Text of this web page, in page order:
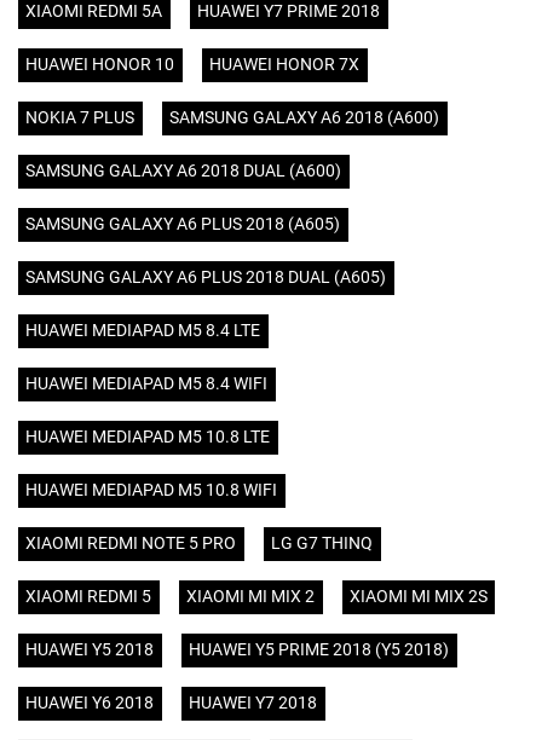
XIAOMI REDMI 5A HUAWEI Y7 PRIME 2018
HUAWEI HONOR 10 HUAWEI HONOR 7X
NOKIA 7 PLUS SAMSUNG GALAXY A6 2018 (A600)
SAMSUNG GALAXY A6 2018 DUAL (A600)
SAMSUNG GALAXY A6 PLUS 2018 (A605)
SAMSUNG GALAXY A6 PLUS 2018 DUAL (A605)
HUAWEI MEDIAPAD M5 8.4 LTE
HUAWEI MEDIAPAD M5 8.4 WIFI
HUAWEI MEDIAPAD M5 10.8 LTE
HUAWEI MEDIAPAD M5 10.8 WIFI
XIAOMI REDMI NOTE 5 PRO LG G7 THINQ
XIAOMI REDMI 5 XIAOMI MI MIX 2 XIAOMI MI MIX 2S
HUAWEI Y5 2018 HUAWEI Y5 PRIME 2018 (Y5 2018)
HUAWEI Y6 2018 HUAWEI Y7 2018